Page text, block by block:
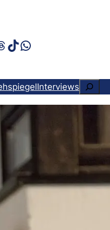
TikTok
WhatsApp
InterviewsSuchen